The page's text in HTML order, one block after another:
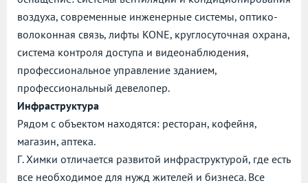
воздуха, современные инженерные системы, оптико-
волоконная связь, лифты KONE, круглосуточная охрана,
система контроля доступа и видеонаблюдения,
профессиональное управление зданием,
профессиональный девелопер.
Инфраструктура
Рядом с объектом находятся: ресторан, кофейня,
магазин, аптека.
Г. Химки отличается развитой инфраструктурой, где есть
все необходимое для нужд жителей и бизнеса. Все